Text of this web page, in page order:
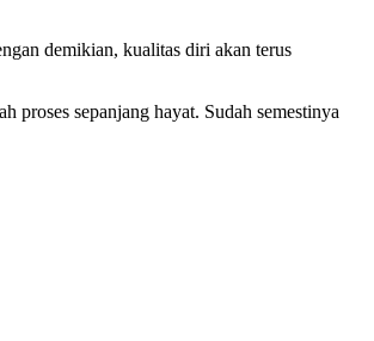
demikian, kualitas diri akan terus
proses sepanjang hayat. Sudah semestinya